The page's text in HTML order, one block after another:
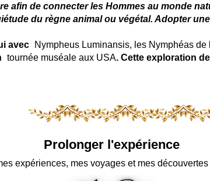
afin de connecter les Hommes au monde
du règne animal ou végétal. Adopter
avec
Nympheus Luminansis, les Nymphéas de
tournée muséale aux USA. Cette exploration
Prolonger l'expérience
expériences, mes voyages et mes